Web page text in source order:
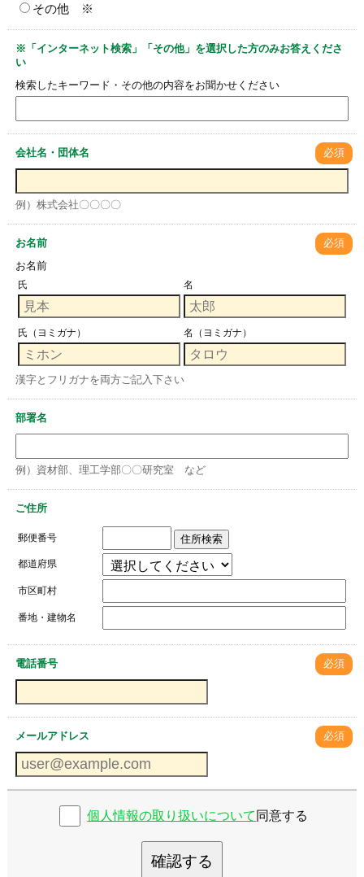
その他 ※
※「インターネット検索」「その他」を選択した方のみお答えくださ
い
検索したキーワード・その他の内容をお聞かせください
会社名・団体名 必須
例）株式会社〇〇〇〇
お名前
必須
お名前
氏 名
氏（ヨミガナ） 名（ヨミガナ）
漢字とフリガナを両方ご記入下さい
部署名
例）資材部、理工学部〇〇研究室 など
ご住所
郵便番号 住所検索
都道府県
市区町村
番地・建物名
電話番号 必須
メールアドレス 必須
個人情報の取り扱いについて 同意する
確認する